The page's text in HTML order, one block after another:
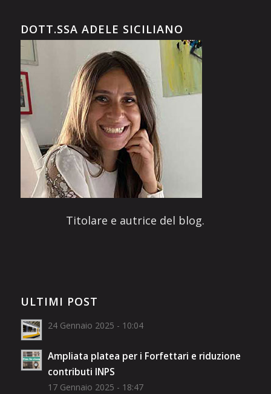
DOTT.SSA ADELE SICILIANO
Titolare e autrice del blog.
ULTIMI POST
24 Gennaio 2025 - 10:04
Ampliata platea per i Forfettari e riduzione
contributi INPS
17 Gennaio 2025 - 18:47